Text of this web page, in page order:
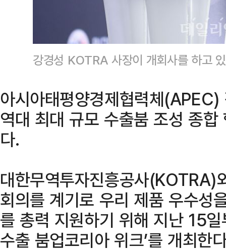
강경성 KOTRA 사장이 개회사를 하고
아시아태평양경제협력체
역대 최대 규모 수출붐 조성 종
다.
대한무역투자진흥공사(KOTRA)
회의를 계기로 우리 제품 우수성
를 총력 지원하기 위해 지난 15
수출 붐업코리아 위크’를 개최한